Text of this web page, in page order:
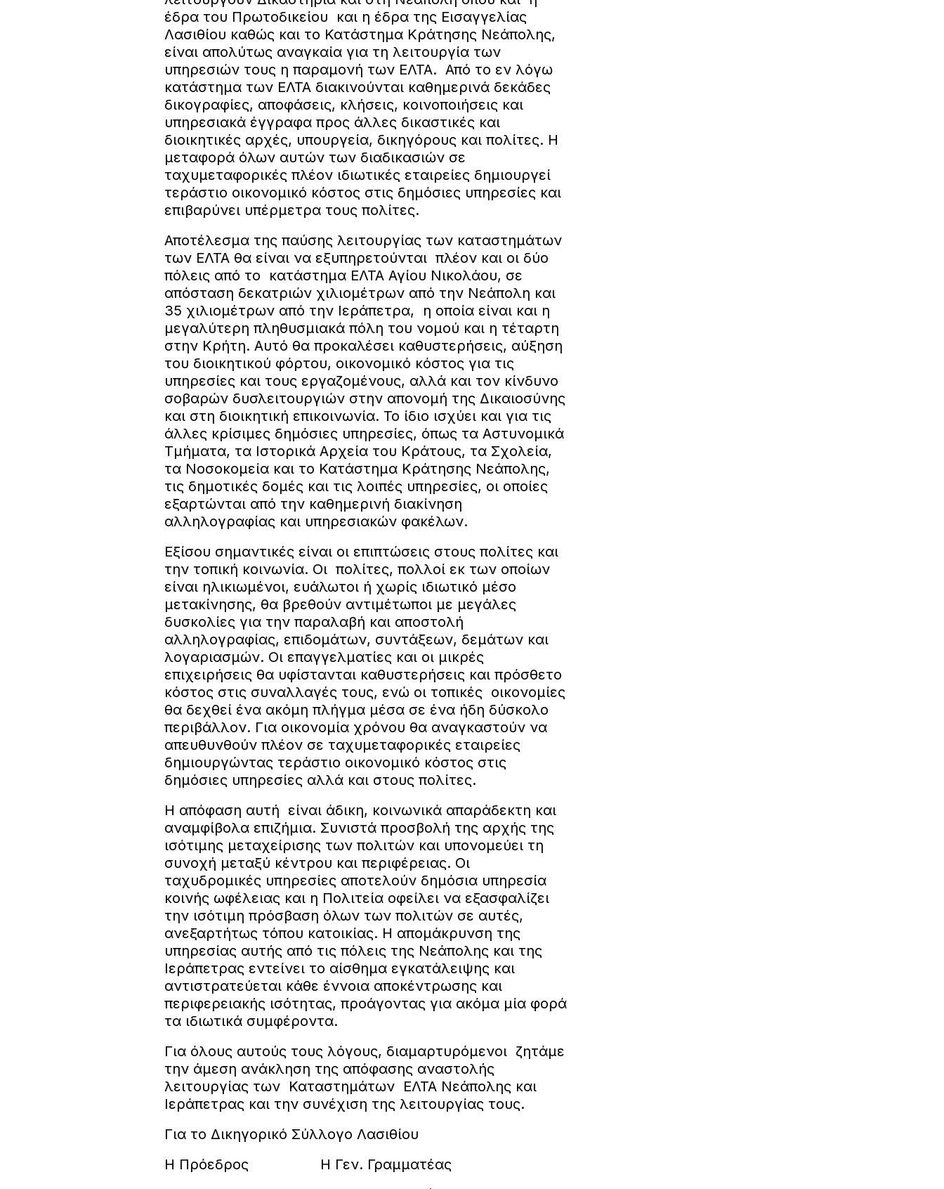
έδρα του Πρωτοδικείου και η έδρα της Εισαγγελίας
Λασιθίου καθώς και το Κατάστημα Κράτησης Νεάπολης,
είναι απολύτως αναγκαία για τη λειτουργία των
υπηρεσιών τους η παραμονή των ΕΛΤΑ. Από το εν λόγω
κατάστημα των ΕΛΤΑ διακινούνται καθημερινά δεκάδες
δικογραφίες, αποφάσεις, κλήσεις, κοινοποιήσεις και
υπηρεσιακά έγγραφα προς άλλες δικαστικές και
διοικητικές αρχές, υπουργεία, δικηγόρους και πολίτες. Η
μεταφορά όλων αυτών των διαδικασιών σε
ταχυμεταφορικές πλέον ιδιωτικές εταιρείες δημιουργεί
τεράστιο οικονομικό κόστος στις δημόσιες υπηρεσίες και
επιβαρύνει υπέρμετρα τους πολίτες.
Αποτέλεσμα της παύσης λειτουργίας των καταστημάτων
των ΕΛΤΑ θα είναι να εξυπηρετούνται πλέον και οι δύο
πόλεις από το κατάστημα ΕΛΤΑ Αγίου Νικολάου, σε
απόσταση δεκατριών χιλιομέτρων από την Νεάπολη και
35 χιλιομέτρων από την Ιεράπετρα, η οποία είναι και η
μεγαλύτερη πληθυσμιακά πόλη του νομού και η τέταρτη
στην Κρήτη. Αυτό θα προκαλέσει καθυστερήσεις, αύξηση
του διοικητικού φόρτου, οικονομικό κόστος για τις
υπηρεσίες και τους εργαζομένους, αλλά και τον κίνδυνο
σοβαρών δυσλειτουργιών στην απονομή της Δικαιοσύνης
και στη διοικητική επικοινωνία. Το ίδιο ισχύει και για τις
άλλες κρίσιμες δημόσιες υπηρεσίες, όπως τα Αστυνομικά
Τμήματα, τα Ιστορικά Αρχεία του Κράτους, τα Σχολεία,
τα Νοσοκομεία και το Κατάστημα Κράτησης Νεάπολης,
τις δημοτικές δομές και τις λοιπές υπηρεσίες, οι οποίες
εξαρτώνται από την καθημερινή διακίνηση
αλληλογραφίας και υπηρεσιακών φακέλων.
Εξίσου σημαντικές είναι οι επιπτώσεις στους πολίτες και
την τοπική κοινωνία. Οι πολίτες, πολλοί εκ των οποίων
είναι ηλικιωμένοι, ευάλωτοι ή χωρίς ιδιωτικό μέσο
μετακίνησης, θα βρεθούν αντιμέτωποι με μεγάλες
δυσκολίες για την παραλαβή και αποστολή
αλληλογραφίας, επιδομάτων, συντάξεων, δεμάτων και
λογαριασμών. Οι επαγγελματίες και οι μικρές
επιχειρήσεις θα υφίστανται καθυστερήσεις και πρόσθετο
κόστος στις συναλλαγές τους, ενώ οι τοπικές οικονομίες
θα δεχθεί ένα ακόμη πλήγμα μέσα σε ένα ήδη δύσκολο
περιβάλλον. Για οικονομία χρόνου θα αναγκαστούν να
απευθυνθούν πλέον σε ταχυμεταφορικές εταιρείες
δημιουργώντας τεράστιο οικονομικό κόστος στις
δημόσιες υπηρεσίες αλλά και στους πολίτες.
Η απόφαση αυτή είναι άδικη, κοινωνικά απαράδεκτη και
αναμφίβολα επιζήμια. Συνιστά προσβολή της αρχής της
ισότιμης μεταχείρισης των πολιτών και υπονομεύει τη
συνοχή μεταξύ κέντρου και περιφέρειας. Οι
ταχυδρομικές υπηρεσίες αποτελούν δημόσια υπηρεσία
κοινής ωφέλειας και η Πολιτεία οφείλει να εξασφαλίζει
την ισότιμη πρόσβαση όλων των πολιτών σε αυτές,
ανεξαρτήτως τόπου κατοικίας. Η απομάκρυνση της
υπηρεσίας αυτής από τις πόλεις της Νεάπολης και της
Ιεράπετρας εντείνει το αίσθημα εγκατάλειψης και
αντιστρατεύεται κάθε έννοια αποκέντρωσης και
περιφερειακής ισότητας, προάγοντας για ακόμα μία φορά
τα ιδιωτικά συμφέροντα.
Για όλους αυτούς τους λόγους, διαμαρτυρόμενοι ζητάμε
την άμεση ανάκληση της απόφασης αναστολής
λειτουργίας των Καταστημάτων ΕΛΤΑ Νεάπολης και
Ιεράπετρας και την συνέχιση της λειτουργίας τους.
Για το Δικηγορικό Σύλλογο Λασιθίου
Η Πρόεδρος Η Γεν. Γραμματέας